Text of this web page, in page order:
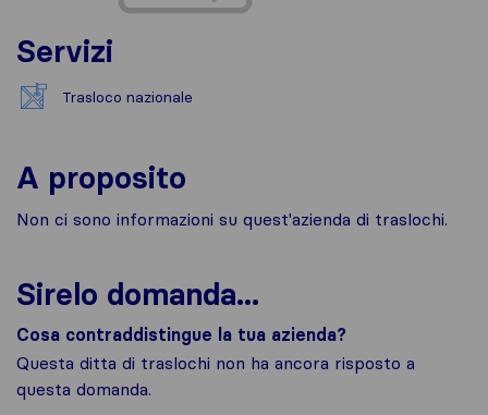
Servizi
Trasloco nazionale
A proposito
Non ci sono informazioni su quest'azienda di traslochi.
Sirelo domanda...
Cosa contraddistingue la tua azienda?
Questa ditta di traslochi non ha ancora risposto a
questa domanda.